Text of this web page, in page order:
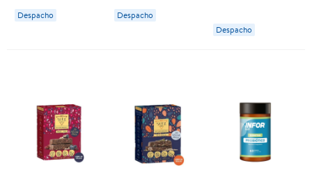
Protein
Despacho
Protein
Despacho
Despacho